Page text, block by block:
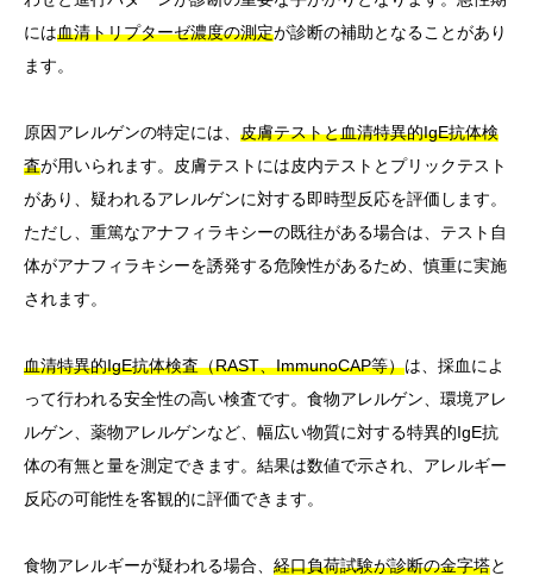
には血清トリプターゼ濃度の測定が診断の補助となることがあり
ます。
原因アレルゲンの特定には、 皮膚テストと血清特異的IgE抗体検
査が用いられます。皮膚テストには皮内テストとプリックテスト
があり、疑われるアレルゲンに対する即時型反応を評価します。
ただし、重篤なアナフィラキシーの既往がある場合は、テスト自
体がアナフィラキシーを誘発する危険性があるため、慎重に実施
されます。
血清特異的IgE抗体検査（RAST、ImmunoCAP等）は、採血によ
って行われる安全性の高い検査です。食物アレルゲン、環境アレ
ルゲン、薬物アレルゲンなど、幅広い物質に対する特異的IgE抗
体の有無と量を測定できます。結果は数値で示され、アレルギー
反応の可能性を客観的に評価できます。
食物アレルギーが疑われる場合、 経口負荷試験が診断の金字塔と